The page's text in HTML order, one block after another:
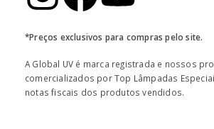
*Preços exclusivos para compras pelo site.
A Global UV é marca registrada e nossos
comercializados por Top Lâmpadas
notas fiscais dos produtos vendidos.